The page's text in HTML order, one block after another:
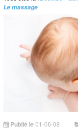
Le massage
Publié le 01-06-08